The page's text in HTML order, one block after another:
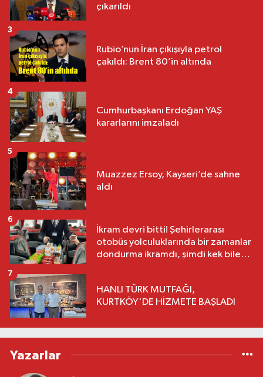
çıkarıldı
Rubio’nun İran çıkışıyla petrol
çakıldı: Brent 80’in altında
3
Cumhurbaşkanı Erdoğan YAŞ
kararlarını imzaladı
4
Muazzez Ersoy, Kayseri’de sahne
aldı
5
İkram devri bitti! Şehirlerarası
otobüs yolculuklarında bir zamanlar
dondurma ikramdı, şimdi kek bile
6
HANLI TÜRK MUTFAĞI,
KURTKÖY'DE HİZMETE BAŞLADI
7
Yazarlar